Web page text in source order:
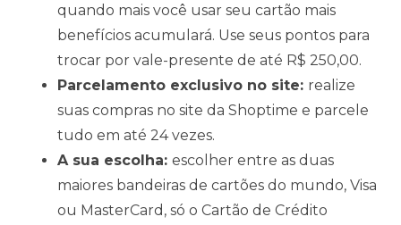
quando mais você usar seu cartão mais
benefícios acumulará. Use seus pontos para
trocar por vale-presente de até R$ 250,00.
Parcelamento exclusivo no site: realize
suas compras no site da Shoptime e parcele
tudo em até 24 vezes.
A sua escolha: escolher entre as duas
maiores bandeiras de cartões do mundo, Visa
ou MasterCard, só o Cartão de Crédito